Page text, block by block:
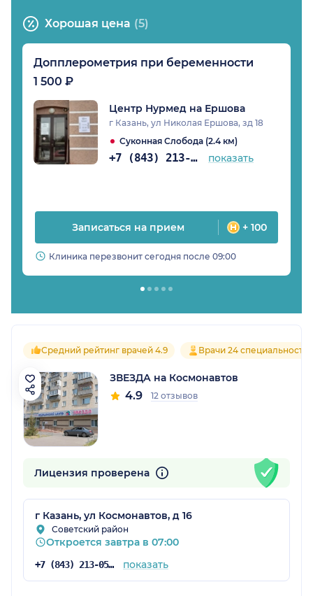
Хорошая цена (5)
Допплерометрия при беременности
1 500 ₽
Центр Нурмед на Ершова
г Казань, ул Николая Ершова, зд 18
Суконная Слобода (2.4 км)
+7 (843) 213-07-57 показать
Записаться на прием + 100
Клиника перезвонит сегодня после 09:00
Средний рейтинг врачей 4.9 Врачи 24
ЗВЕЗДА на Космонавтов
4.9 12 отзывов
Лицензия проверена
г Казань, ул Космонавтов, д 16
Советский район
Откроется завтра в 07:00
+7 (843) 213-05-65 показать